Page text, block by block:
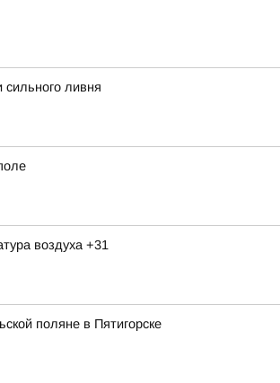
ливня
воздуха +31
поляне в Пятигорске